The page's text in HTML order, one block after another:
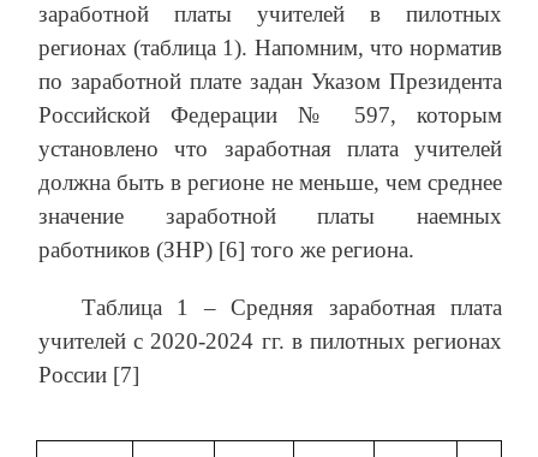
заработной платы учителей в пилотных
регионах (таблица 1). Напомним, что норматив
по заработной плате задан Указом Президента
Российской Федерации № 597, которым
установлено что заработная плата учителей
должна быть в регионе не меньше, чем среднее
значение заработной платы наемных
работников (ЗНР) [6] того же региона.
Таблица 1 – Средняя заработная плата
учителей с 2020-2024 гг. в пилотных регионах
России [7]